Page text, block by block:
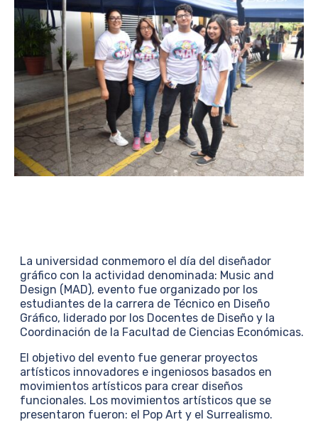
La universidad conmemoro el día del diseñador
gráfico con la actividad denominada: Music and
Design (MAD), evento fue organizado por los
estudiantes de la carrera de Técnico en Diseño
Gráfico, liderado por los Docentes de Diseño y la
Coordinación de la Facultad de Ciencias Económicas.
El objetivo del evento fue generar proyectos
artísticos innovadores e ingeniosos basados en
movimientos artísticos para crear diseños
funcionales. Los movimientos artísticos que se
presentaron fueron: el Pop Art y el Surrealismo.